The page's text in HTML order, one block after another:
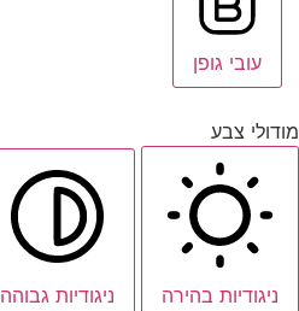
עובי גופן
מודולי צבע
ניגודיות בהירה ניגודיות גבוהה